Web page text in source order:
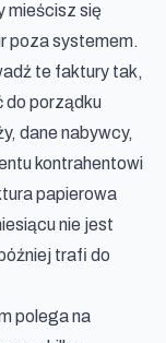
mieścisz się
poza systemem.
te faktury tak,
do porządku
dane nabywcy,
kontrahentowi
papierowa
nie jest
trafi do
polega na